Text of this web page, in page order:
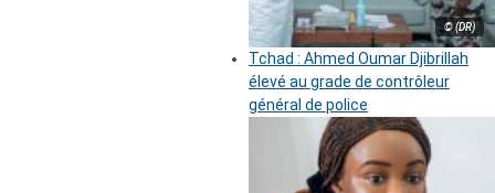
© (DR)
Tchad : Ahmed Oumar Djibrillah
élevé au grade de contrôleur
général de police